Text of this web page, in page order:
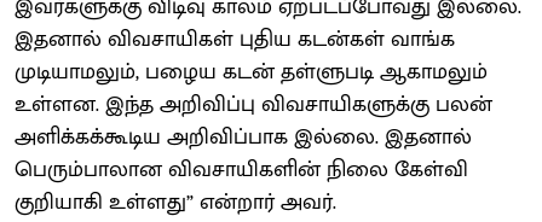
இதனால் விவசாயிகள் புதிய கடன்கள் வாங்க
முடியாமலும், பழைய கடன் தள்ளுபடி ஆகாமலும்
உள்ளன. இந்த அறிவிப்பு விவசாயிகளுக்கு பலன்
அளிக்கக்கூடிய அறிவிப்பாக இல்லை. இதனால்
பெரும்பாலான விவசாயிகளின் நிலை கேள்வி
குறியாகி உள்ளது” என்றார் அவர்.